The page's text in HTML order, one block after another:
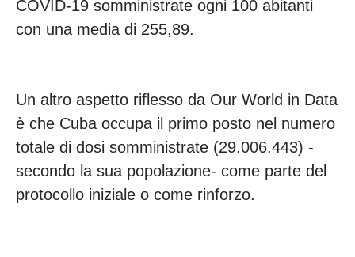
COVID-19 somministrate ogni 100 abitanti
con una media di 255,89.
Un altro aspetto riflesso da Our World in Data
è che Cuba occupa il primo posto nel numero
totale di dosi somministrate (29.006.443) -
secondo la sua popolazione- come parte del
protocollo iniziale o come rinforzo.